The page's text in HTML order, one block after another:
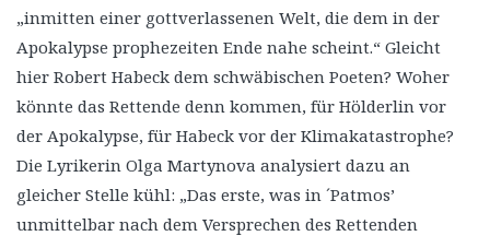
„inmitten einer gottverlassenen Welt, die dem in der
Apokalypse prophezeiten Ende nahe scheint.“ Gleicht
hier Robert Habeck dem schwäbischen Poeten? Woher
könnte das Rettende denn kommen, für Hölderlin vor
der Apokalypse, für Habeck vor der Klimakatastrophe?
Die Lyrikerin Olga Martynova analysiert dazu an
gleicher Stelle kühl: „Das erste, was in ´Patmos’
unmittelbar nach dem Versprechen des Rettenden